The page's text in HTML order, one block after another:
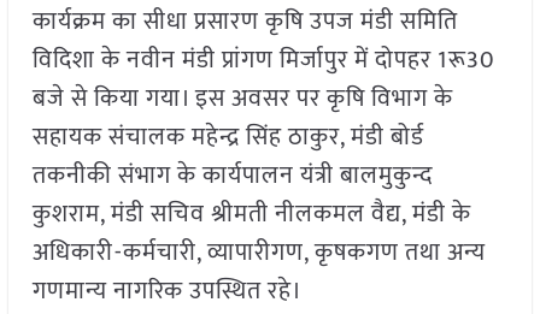
कार्यक्रम का सीधा प्रसारण कृषि उपज मंडी समिति
विदिशा के नवीन मंडी प्रांगण मिर्जापुर में दोपहर 1रू30
बजे से किया गया। इस अवसर पर कृषि विभाग के
सहायक संचालक महेन्द्र सिंह ठाकुर, मंडी बोर्ड
तकनीकी संभाग के कार्यपालन यंत्री बालमुकुन्द
कुशराम, मंडी सचिव श्रीमती नीलकमल वैद्य, मंडी के
अधिकारी-कर्मचारी, व्यापारीगण, कृषकगण तथा अन्य
गणमान्य नागरिक उपस्थित रहे।